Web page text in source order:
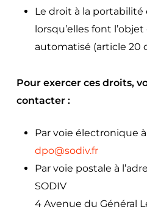
Le droit à la portabilité
lorsqu’elles font
automatisé (article 20
Pour exercer ces droits,
contacter :
Par voie électronique
dpo@sodiv.fr
Par voie postale à
SODIV
4 Avenue du Général